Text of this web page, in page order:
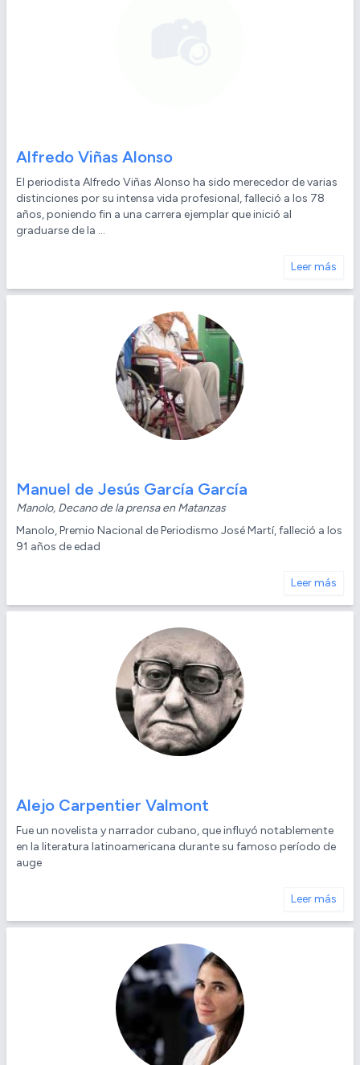
Alfredo Viñas Alonso
El periodista Alfredo Viñas Alonso ha sido merecedor de varias
distinciones por su intensa vida profesional, falleció a los 78
años, poniendo fin a una carrera ejemplar que inició al
graduarse de la ...
Leer más
Manuel de Jesús García García
Manolo, Decano de la prensa en Matanzas
Manolo, Premio Nacional de Periodismo José Martí, falleció a los
91 años de edad
Leer más
Alejo Carpentier Valmont
Fue un novelista y narrador cubano, que influyó notablemente
en la literatura latinoamericana durante su famoso período de
auge
Leer más